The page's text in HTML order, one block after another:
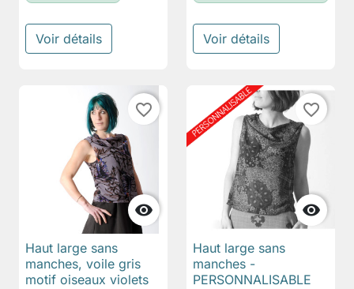
Voir détails Voir détails

favorite_border
Haut large sans
manches, voile gris
motif oiseaux violets

favorite_border
Haut large sans
manches -
PERSONNALISABLE